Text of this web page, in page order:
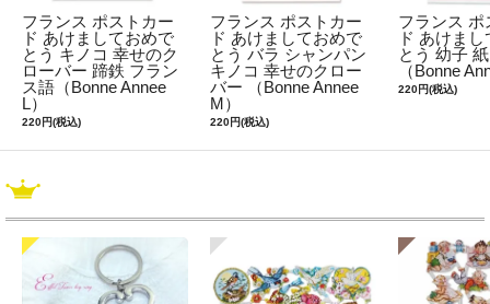
フランス ポストカー
ド あけましておめで
とう キノコ 幸せのク
ローバー 蹄鉄 フラン
ス語（Bonne Annee
L）
220円(税込)
フランス ポストカー
ド あけましておめで
とう バラ シャンパン
キノコ 幸せのクロー
バー （Bonne Annee
M）
220円(税込)
フランス ポ
ド あけま
とう 幼子
（Bonne
220円(税込)